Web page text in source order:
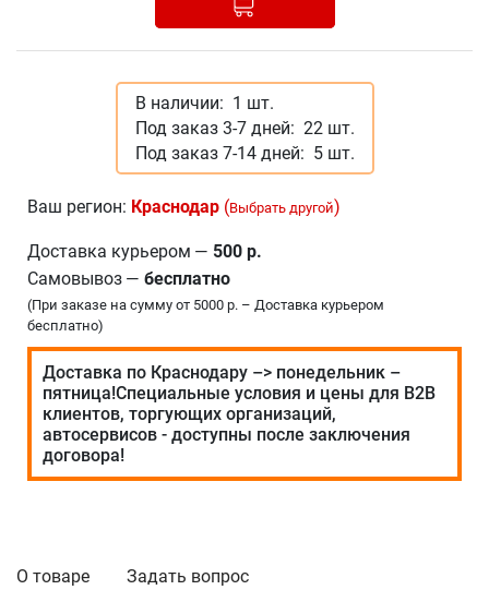
В наличии: 1 шт.
Под заказ 3-7 дней: 22 шт.
Под заказ 7-14 дней: 5 шт.
Ваш регион: Краснодар (Выбрать другой)
Доставка курьером — 500 р.
Самовывоз — бесплатно
(При заказе на сумму от 5000 р. – Доставка курьером
бесплатно)
Доставка по Краснодару –> понедельник –
пятница!Специальные условия и цены для В2В
клиентов, торгующих организаций,
автосервисов - доступны после заключения
договора!
О товаре Задать вопрос